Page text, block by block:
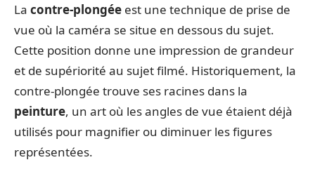
La contre-plongée est une technique de prise de
vue où la caméra se situe en dessous du sujet.
Cette position donne une impression de grandeur
et de supériorité au sujet filmé. Historiquement, la
contre-plongée trouve ses racines dans la
peinture, un art où les angles de vue étaient déjà
utilisés pour magnifier ou diminuer les figures
représentées.